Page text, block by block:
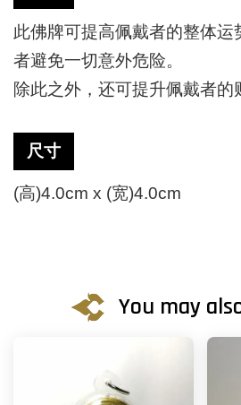
此佛牌可提高佩戴者的整体运
者避免一切意外危险。
除此之外，还可提升佩戴者的
尺寸
(高)4.0cm x (宽)4.0cm
You may